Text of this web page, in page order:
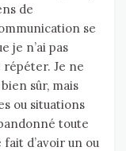
de
se
je n’ai pas
répéter. Je ne
sûr, mais
ou situations
toute
d’avoir un ou